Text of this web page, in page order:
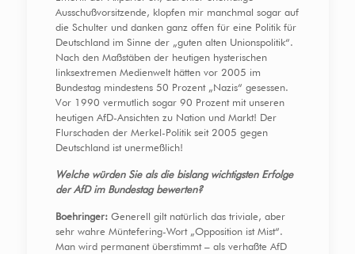
Ausschußvorsitzende, klopfen mir manchmal sogar auf
die Schulter und danken ganz offen für eine Politik für
Deutschland im Sinne der „guten alten Unionspolitik“.
Nach den Maßstäben der heutigen hysterischen
linksextremen Medienwelt hätten vor 2005 im
Bundestag mindestens 50 Prozent „Nazis“ gesessen.
Vor 1990 vermutlich sogar 90 Prozent mit unseren
heutigen AfD-Ansichten zu Nation und Markt! Der
Flurschaden der Merkel-Politik seit 2005 gegen
Deutschland ist unermeßlich!
Welche würden Sie als die bislang wichtigsten Erfolge
der AfD im Bundestag bewerten?
Boehringer: Generell gilt natürlich das triviale, aber
sehr wahre Müntefering-Wort „Opposition ist Mist“.
Man wird permanent überstimmt – als verhaßte AfD